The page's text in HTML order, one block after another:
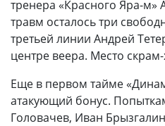
тренера «Красного Яра-м»
травм осталось три
третьей линии Андрей
центре веера. Место
Еще в первом тайме
атакующий бонус.
Головачев, Иван